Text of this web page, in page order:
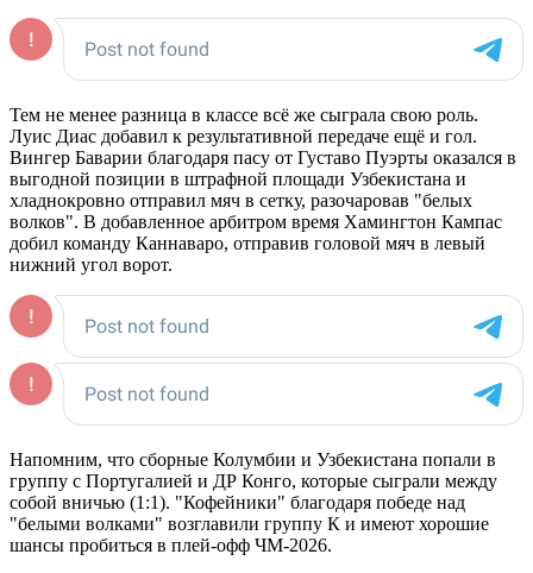
Тем не менее разница в классе всё же сыграла свою роль.
Луис Диас добавил к результативной передаче ещё и гол.
Вингер Баварии благодаря пасу от Густаво Пуэрты оказался в
выгодной позиции в штрафной площади Узбекистана и
хладнокровно отправил мяч в сетку, разочаровав "белых
волков". В добавленное арбитром время Хамингтон Кампас
добил команду Каннаваро, отправив головой мяч в левый
нижний угол ворот.
Напомним, что сборные Колумбии и Узбекистана попали в
группу с Португалией и ДР Конго, которые сыграли между
собой вничью (1:1). "Кофейники" благодаря победе над
"белыми волками" возглавили группу К и имеют хорошие
шансы пробиться в плей-офф ЧМ-2026.